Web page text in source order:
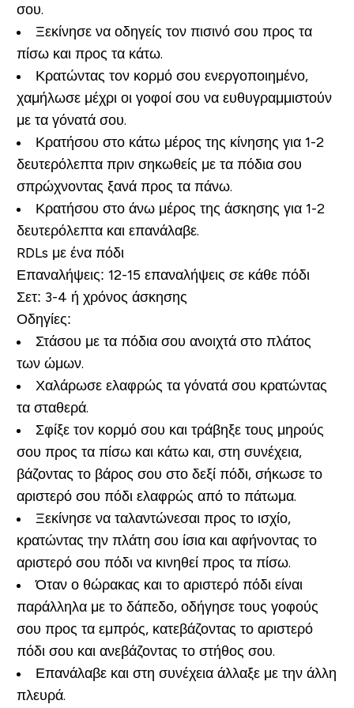
σου.
Ξεκίνησε να οδηγείς τον πισινό σου προς τα
πίσω και προς τα κάτω.
Κρατώντας τον κορμό σου ενεργοποιημένο,
χαμήλωσε μέχρι οι γοφοί σου να ευθυγραμμιστούν
με τα γόνατά σου.
Κρατήσου στο κάτω μέρος της κίνησης για 1-2
δευτερόλεπτα πριν σηκωθείς με τα πόδια σου
σπρώχνοντας ξανά προς τα πάνω.
Κρατήσου στο άνω μέρος της άσκησης για 1-2
δευτερόλεπτα και επανάλαβε.
RDLs με ένα πόδι
Επαναλήψεις: 12-15 επαναλήψεις σε κάθε πόδι
Σετ: 3-4 ή χρόνος άσκησης
Οδηγίες:
Στάσου με τα πόδια σου ανοιχτά στο πλάτος
των ώμων.
Χαλάρωσε ελαφρώς τα γόνατά σου κρατώντας
τα σταθερά.
Σφίξε τον κορμό σου και τράβηξε τους μηρούς
σου προς τα πίσω και κάτω και, στη συνέχεια,
βάζοντας το βάρος σου στο δεξί πόδι, σήκωσε το
αριστερό σου πόδι ελαφρώς από το πάτωμα.
Ξεκίνησε να ταλαντώνεσαι προς το ισχίο,
κρατώντας την πλάτη σου ίσια και αφήνοντας το
αριστερό σου πόδι να κινηθεί προς τα πίσω.
Όταν ο θώρακας και το αριστερό πόδι είναι
παράλληλα με το δάπεδο, οδήγησε τους γοφούς
σου προς τα εμπρός, κατεβάζοντας το αριστερό
πόδι σου και ανεβάζοντας το στήθος σου.
Επανάλαβε και στη συνέχεια άλλαξε με την άλλη
πλευρά.